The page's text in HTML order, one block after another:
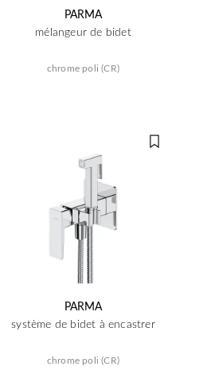
PARMA
mélangeur de bidet
chrome poli (CR)
PARMA
système de bidet à encastrer
chrome poli (CR)